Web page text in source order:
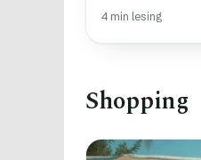
4 min lesing
Shopping